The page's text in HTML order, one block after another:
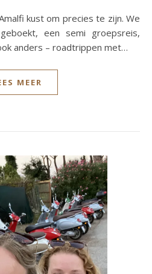
een semi groepsreis,
anders – roadtrippen met…
MEER